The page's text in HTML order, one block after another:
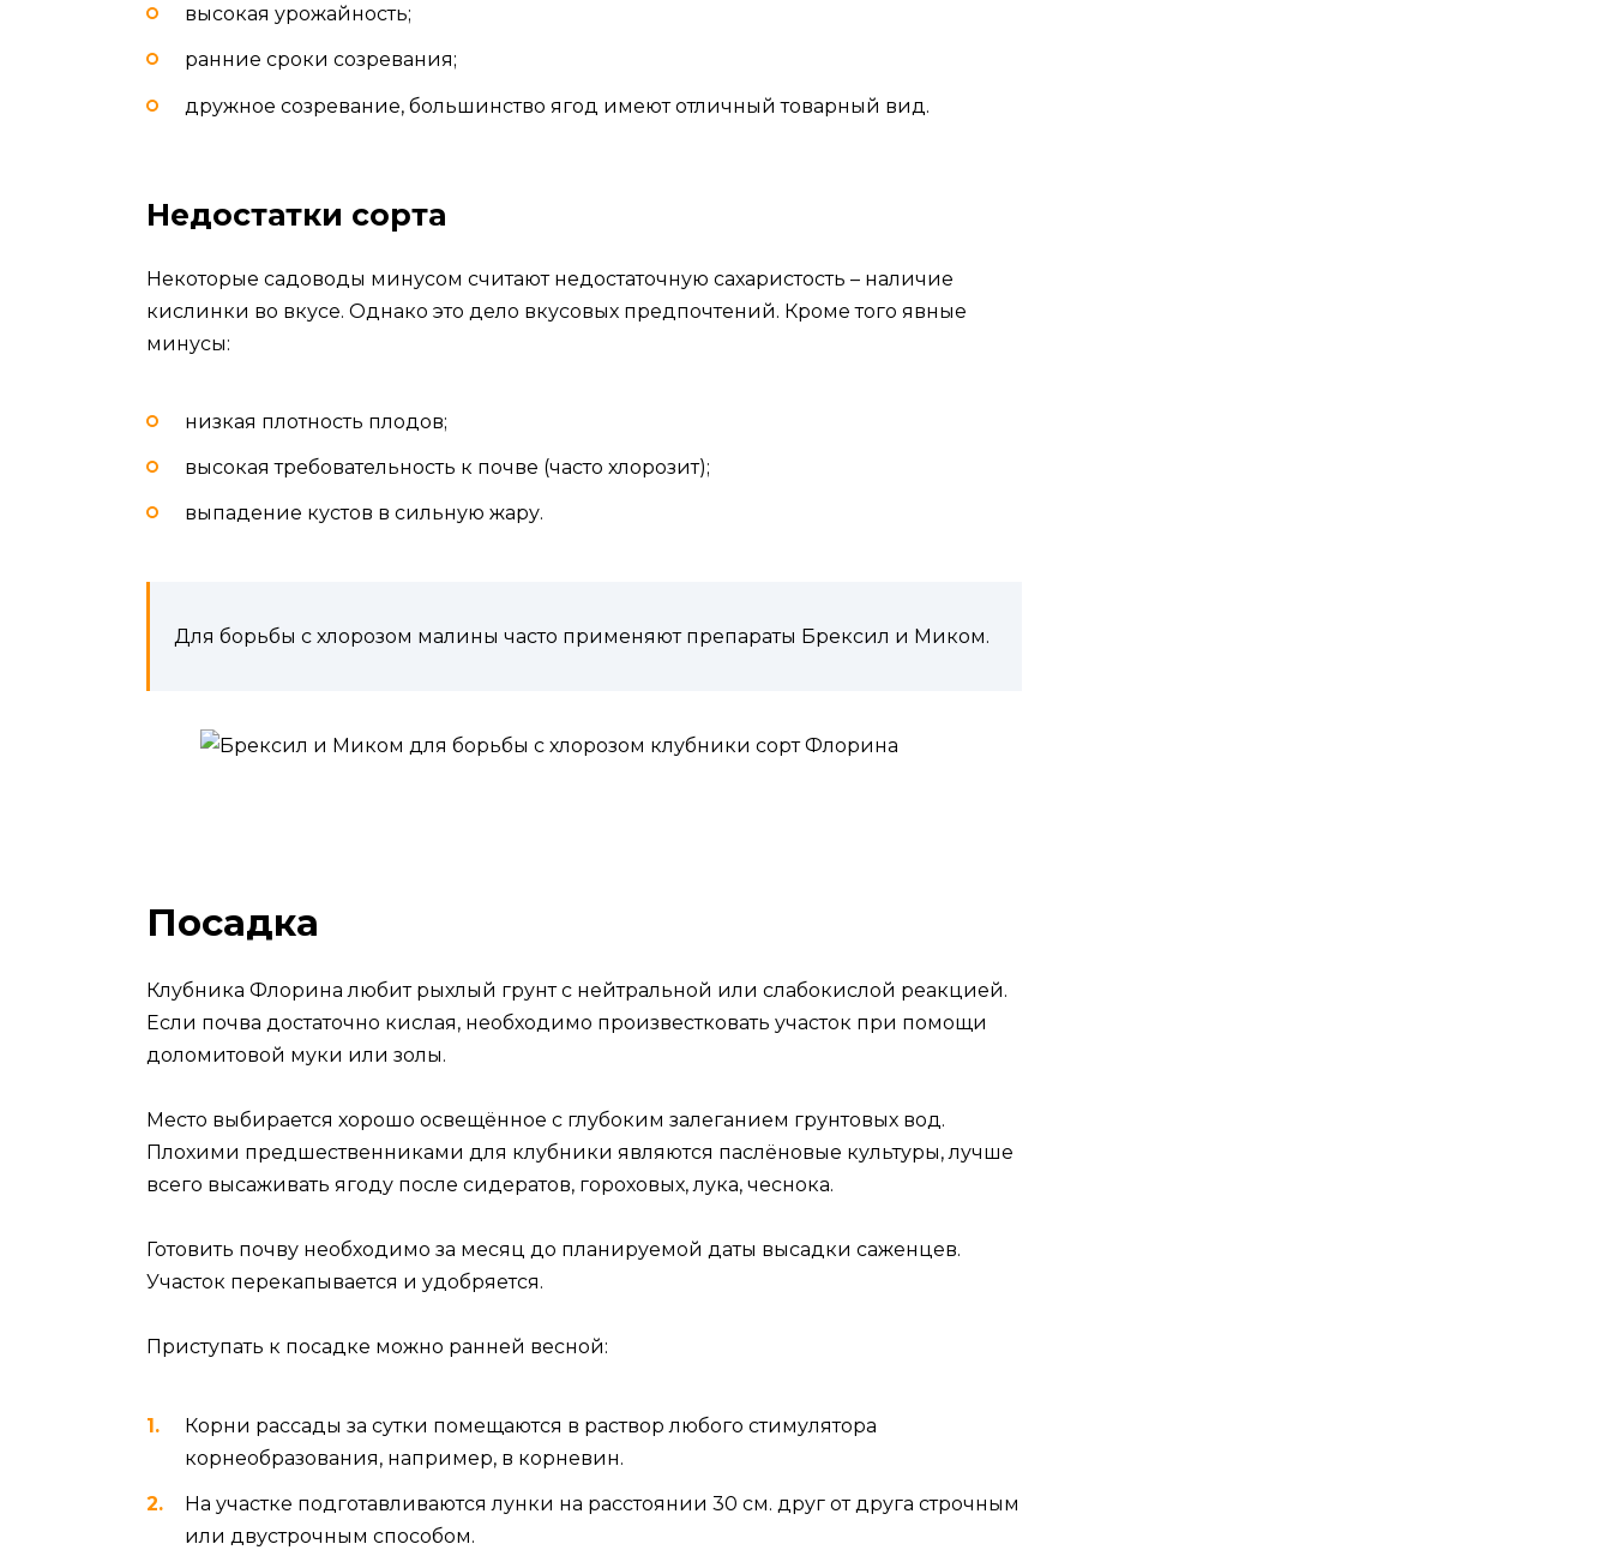
высокая урожайность;
ранние сроки созревания;
дружное созревание, большинство ягод имеют отличный товарный вид.
Недостатки сорта
Некоторые садоводы минусом считают недостаточную сахаристость – наличие
кислинки во вкусе. Однако это дело вкусовых предпочтений. Кроме того явные
минусы:
низкая плотность плодов;
высокая требовательность к почве (часто хлорозит);
выпадение кустов в сильную жару.
Для борьбы с хлорозом малины часто применяют препараты Брексил и Миком.
Посадка
Клубника Флорина любит рыхлый грунт с нейтральной или слабокислой реакцией.
Если почва достаточно кислая, необходимо произвестковать участок при помощи
доломитовой муки или золы.
Место выбирается хорошо освещённое с глубоким залеганием грунтовых вод.
Плохими предшественниками для клубники являются паслёновые культуры, лучше
всего высаживать ягоду после сидератов, гороховых, лука, чеснока.
Готовить почву необходимо за месяц до планируемой даты высадки саженцев.
Участок перекапывается и удобряется.
Приступать к посадке можно ранней весной:
Корни рассады за сутки помещаются в раствор любого стимулятора
корнеобразования, например, в корневин.
На участке подготавливаются лунки на расстоянии 30 см. друг от друга строчным
или двустрочным способом.